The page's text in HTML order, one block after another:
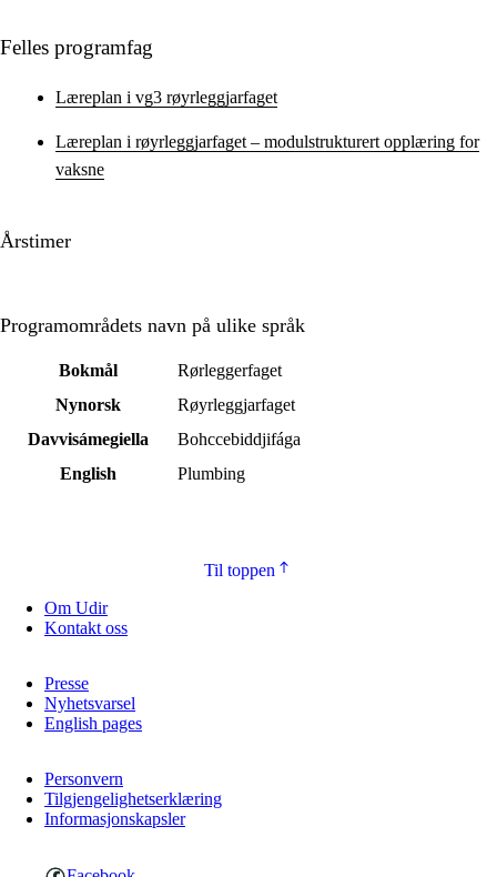
Felles programfag
Læreplan i vg3 røyrleggjarfaget
Læreplan i røyrleggjarfaget – modulstrukturert opplæring for
vaksne
Årstimer
Programområdets navn på ulike språk
Bokmål
Rørleggerfaget
Nynorsk
Røyrleggjarfaget
Davvisámegiella
Bohccebiddjifága
English
Plumbing
Til toppen
Om Udir
Kontakt oss
Presse
Nyhetsvarsel
English pages
Personvern
Tilgjengelighetserklæring
Informasjonskapsler